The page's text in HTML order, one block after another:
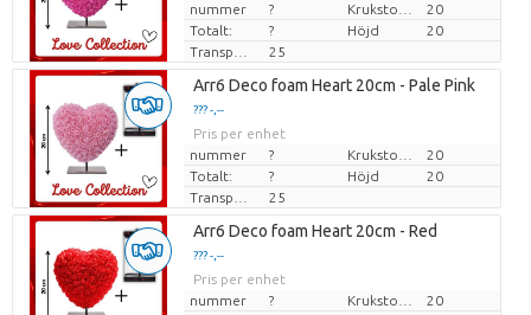
nummer
?
20
Totalt:
? Höjd
20
25
Arr6 Deco foam Heart 20cm - Pale Pink
??? -,--
Pris per enhet
nummer
?
20
Totalt:
? Höjd
20
25
Arr6 Deco foam Heart 20cm - Red
??? -,--
Pris per enhet
nummer
?
20